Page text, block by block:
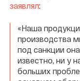
заявлял:
«Наша
производства
под санкции
известно, ни у
больших